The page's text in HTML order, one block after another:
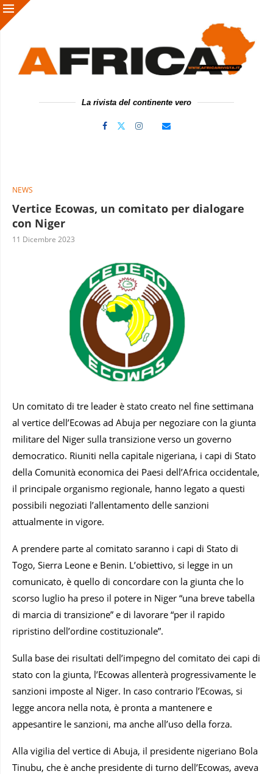
La rivista del continente vero
NEWS
Vertice Ecowas, un comitato per dialogare
con Niger
11 Dicembre 2023
Un comitato di tre leader è stato creato nel fine settimana
al vertice dell’Ecowas ad Abuja per negoziare con la giunta
militare del Niger sulla transizione verso un governo
democratico. Riuniti nella capitale nigeriana, i capi di Stato
della Comunità economica dei Paesi dell’Africa occidentale,
il principale organismo regionale, hanno legato a questi
possibili negoziati l’allentamento delle sanzioni
attualmente in vigore.
A prendere parte al comitato saranno i capi di Stato di
Togo, Sierra Leone e Benin. L’obiettivo, si legge in un
comunicato, è quello di concordare con la giunta che lo
scorso luglio ha preso il potere in Niger “una breve tabella
di marcia di transizione” e di lavorare “per il rapido
ripristino dell’ordine costituzionale”.
Sulla base dei risultati dell’impegno del comitato dei capi di
stato con la giunta, l’Ecowas allenterà progressivamente le
sanzioni imposte al Niger. In caso contrario l’Ecowas, si
legge ancora nella nota, è pronta a mantenere e
appesantire le sanzioni, ma anche all’uso della forza.
Alla vigilia del vertice di Abuja, il presidente nigeriano Bola
Tinubu, che è anche presidente di turno dell’Ecowas, aveva